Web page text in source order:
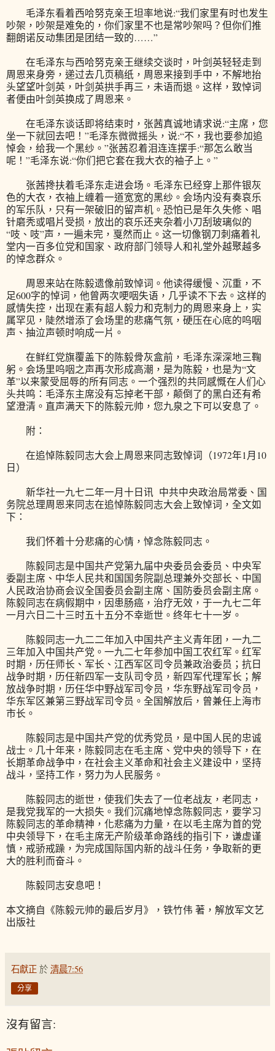
毛泽东看着西哈努克亲王坦率地说:“我们家里有时也发生
吵架，吵架是难免的，你们家里不也是常吵架吗？但你们推
翻朗诺反动集团是团结一致的……”
在毛泽东与西哈努克亲王继续交谈时，叶剑英轻轻走到
周恩来身旁，递过去几页稿纸，周恩来接到手中，不解地抬
头望望叶剑英，叶剑英拱手再三，未语而退。这样，致悼词
者便由叶剑英换成了周恩来。
在毛泽东谈话即将结束时，张茜真诚地请求说:“主席，您
坐一下就回去吧！”毛泽东微微摇头，说:“不，我也要参加追
悼会，给我一个黑纱。”张茜忍着泪连连摆手:“那怎么敢当
呢！”毛泽东说:“你们把它套在我大衣的袖子上。”
张茜搀扶着毛泽东走进会场。毛泽东已经穿上那件银灰
色的大衣，衣袖上缠着一道宽宽的黑纱。会场内没有奏哀乐
的军乐队，只有一架破旧的留声机。恐怕已是年久失修、唱
针磨秃或唱片受损，放出的哀乐还夹杂着小刀刮玻璃似的
“吱、吱”声，一遍未完，戛然而止。这一切像钢刀刺痛着礼
堂内一百多位党和国家、政府部门领导人和礼堂外越聚越多
的悼念群众。
周恩来站在陈毅遗像前致悼词。他读得缓慢、沉重，不
足600字的悼词，他曾两次哽咽失语，几乎读不下去。这样的
感情失控，出现在素有超人毅力和克制力的周恩来身上，实
属罕见，陡然增添了会场里的悲痛气氛，硬压在心底的呜咽
声、抽泣声顿时响成一片。
在鲜红党旗覆盖下的陈毅骨灰盒前，毛泽东深深地三鞠
躬。会场里呜咽之声再次形成高潮，是为陈毅，也是为“文
革”以来蒙受屈辱的所有同志。一个强烈的共同感慨在人们心
头共鸣：毛泽东主席没有忘掉老干部，颠倒了的黑白还有希
望澄清。直声满天下的陈毅元帅，您九泉之下可以安息了。
附：
在追悼陈毅同志大会上周恩来同志致悼词（1972年1月10
日）
新华社一九七二年一月十日讯 中共中央政治局常委、国
务院总理周恩来同志在追悼陈毅同志大会上致悼词，全文如
下：
我们怀着十分悲痛的心情，悼念陈毅同志。
陈毅同志是中国共产党第九届中央委员会委员、中央军
委副主席、中华人民共和国国务院副总理兼外交部长、中国
人民政治协商会议全国委员会副主席、国防委员会副主席。
陈毅同志在病假期中，因患肠癌，治疗无效，于一九七二年
一月六日二十三时五十五分不幸逝世。终年七十一岁。
陈毅同志一九二二年加入中国共产主义青年团，一九二
三年加入中国共产党。一九二七年参加中国工农红军。红军
时期，历任师长、军长、江西军区司令员兼政治委员；抗日
战争时期，历任新四军一支队司令员，新四军代理军长；解
放战争时期，历任华中野战军司令员，华东野战军司令员，
华东军区兼第三野战军司令员。全国解放后，曾兼任上海市
市长。
陈毅同志是中国共产党的优秀党员，是中国人民的忠诚
战士。几十年来，陈毅同志在毛主席、党中央的领导下，在
长期革命战争中，在社会主义革命和社会主义建设中，坚持
战斗，坚持工作，努力为人民服务。
陈毅同志的逝世，使我们失去了一位老战友，老同志，
是我党我军的一大损失。我们沉痛地悼念陈毅同志，要学习
陈毅同志的革命精神，化悲痛为力量，在以毛主席为首的党
中央领导下，在毛主席无产阶级革命路线的指引下，谦虚谨
慎，戒骄戒躁，为完成国际国内新的战斗任务，争取新的更
大的胜利而奋斗。
陈毅同志安息吧！
本文摘自《陈毅元帅的最后岁月》，铁竹伟 著，解放军文艺
出版社
石獻正 於 清晨7:56
分享
沒有留言: